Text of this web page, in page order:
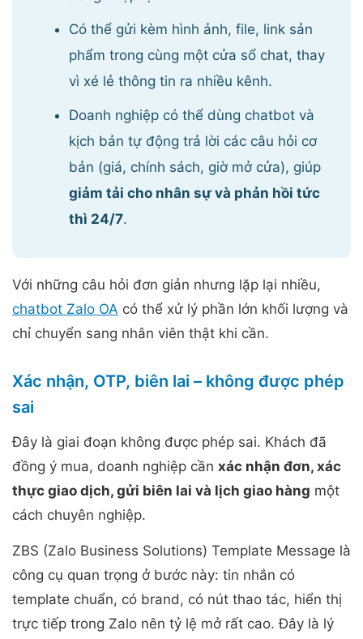
Có thể gửi kèm hình ảnh, file, link sản
phẩm trong cùng một cửa sổ chat, thay
vì xé lẻ thông tin ra nhiều kênh.
Doanh nghiệp có thể dùng chatbot và
kịch bản tự động trả lời các câu hỏi cơ
bản (giá, chính sách, giờ mở cửa), giúp
giảm tải cho nhân sự và phản hồi tức
thì 24/7.
Với những câu hỏi đơn giản nhưng lặp lại nhiều,
chatbot Zalo OA có thể xử lý phần lớn khối lượng và
chỉ chuyển sang nhân viên thật khi cần.
Xác nhận, OTP, biên lai – không được phép
sai
Đây là giai đoạn không được phép sai. Khách đã
đồng ý mua, doanh nghiệp cần xác nhận đơn, xác
thực giao dịch, gửi biên lai và lịch giao hàng một
cách chuyên nghiệp.
ZBS (Zalo Business Solutions) Template Message là
công cụ quan trọng ở bước này: tin nhắn có
template chuẩn, có brand, có nút thao tác, hiển thị
trực tiếp trong Zalo nên tỷ lệ mở rất cao. Đây là lý